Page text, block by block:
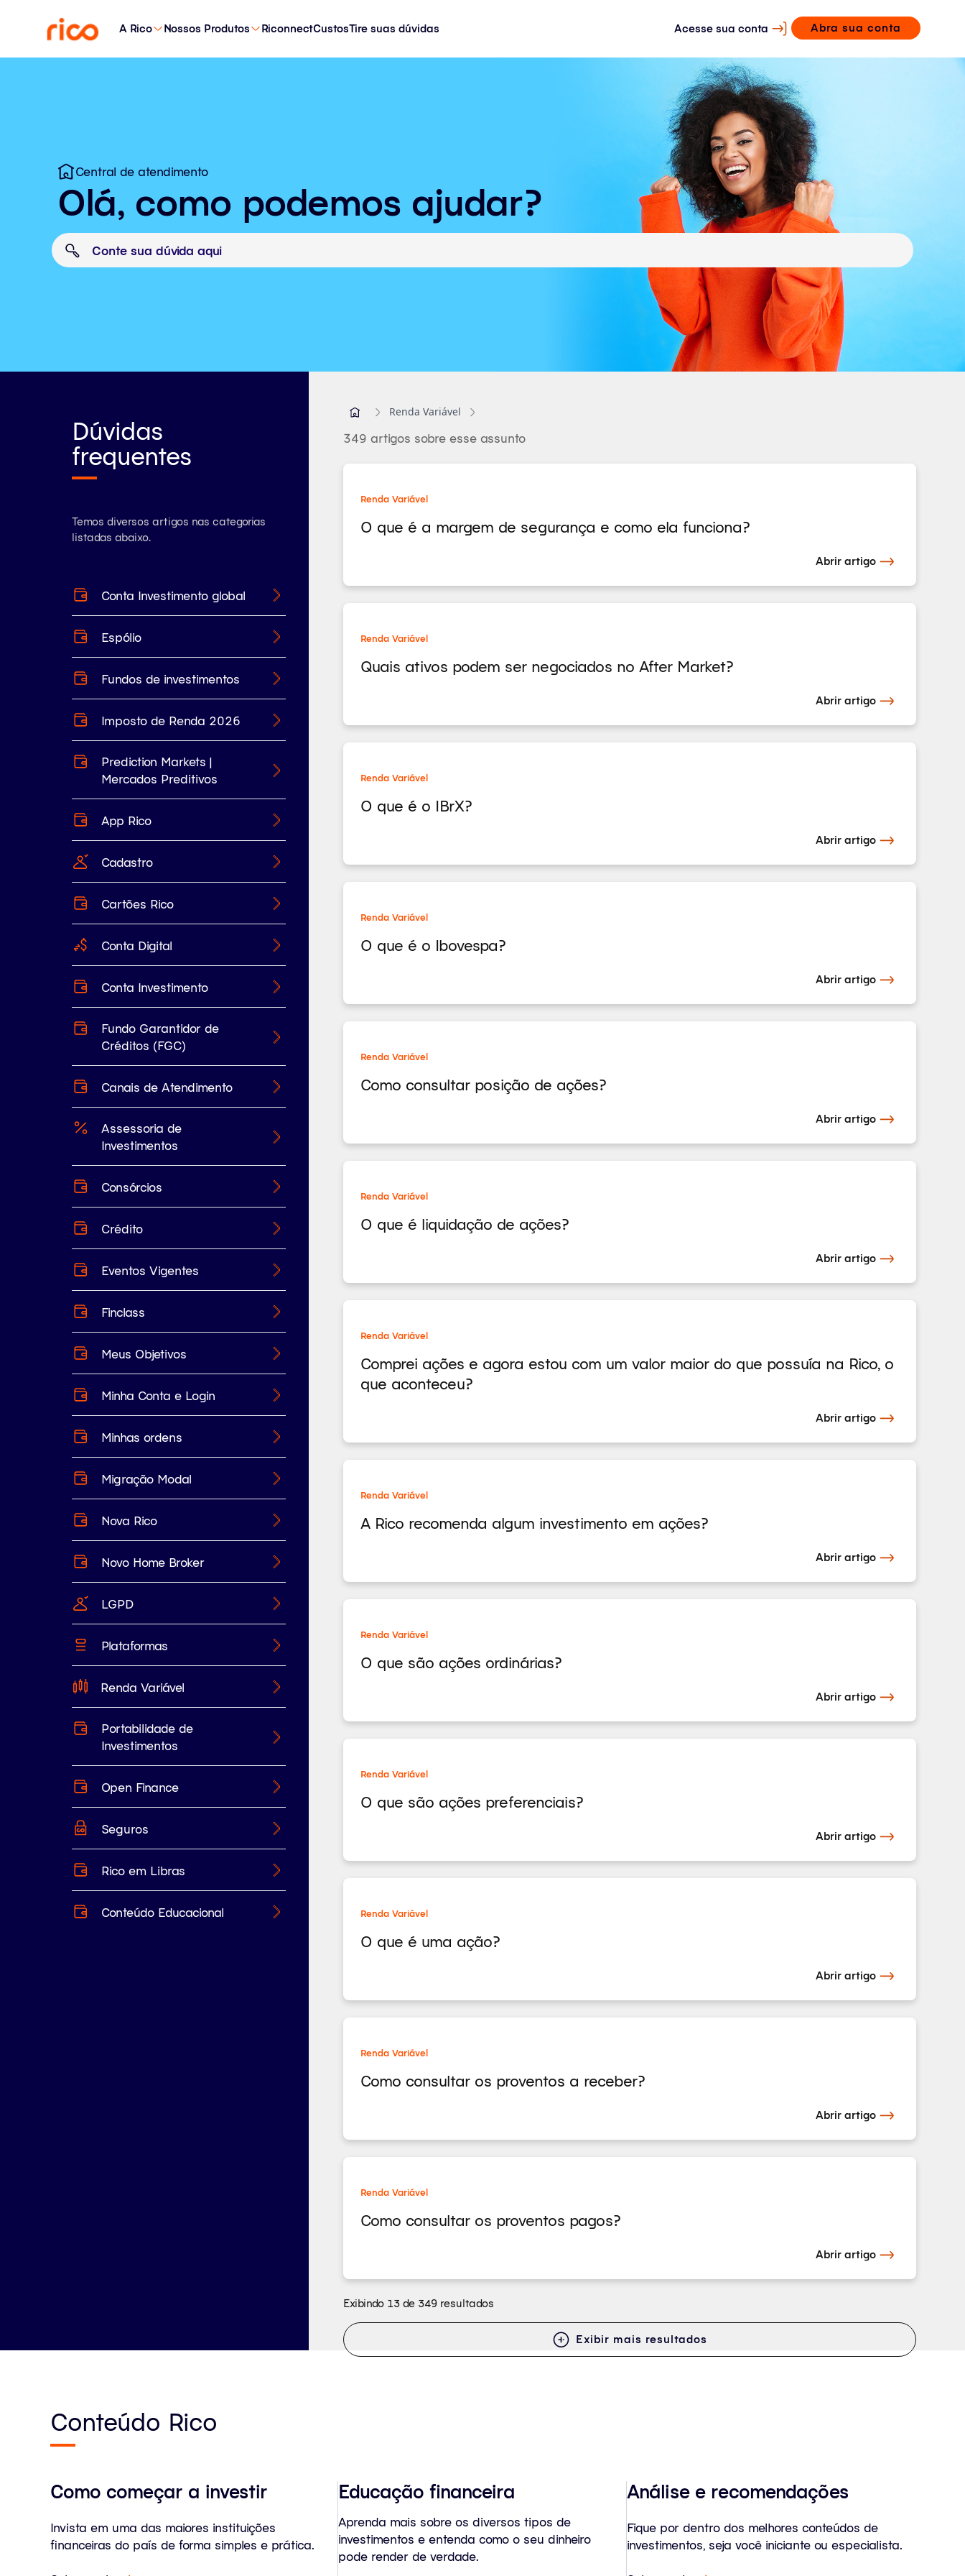
A Rico Nossos Produtos RiconnectCustosTire suas dúvidas Acesse sua conta Abra sua conta
Central de atendimento
Olá, como podemos ajudar?
Dúvidas
frequentes
Temos diversos artigos nas categorias
listadas abaixo.
Renda Variável
349 artigos sobre esse assunto
Renda Variável
O que é a margem de segurança e como ela funciona?
Abrir artigo
Renda Variável
Quais ativos podem ser negociados no After Market?
Abrir artigo
Renda Variável
O que é o IBrX?
Abrir artigo
Renda Variável
O que é o Ibovespa?
Abrir artigo
Renda Variável
Como consultar posição de ações?
Abrir artigo
Renda Variável
O que é liquidação de ações?
Abrir artigo
Renda Variável
Comprei ações e agora estou com um valor maior do que possuía na Rico, o
que aconteceu?
Abrir artigo
Renda Variável
A Rico recomenda algum investimento em ações?
Abrir artigo
Renda Variável
O que são ações ordinárias?
Abrir artigo
Renda Variável
O que são ações preferenciais?
Abrir artigo
Renda Variável
O que é uma ação?
Abrir artigo
Renda Variável
Como consultar os proventos a receber?
Abrir artigo
Renda Variável
Como consultar os proventos pagos?
Abrir artigo
Exibindo 13 de 349 resultados
Exibir mais resultados
Conteúdo Rico
Como começar a investir
Invista em uma das maiores instituições
financeiras do país de forma simples e prática.
Educação financeira
Aprenda mais sobre os diversos tipos de
investimentos e entenda como o seu dinheiro
pode render de verdade.
Análise e recomendações
Fique por dentro dos melhores conteúdos de
investimentos, seja você iniciante ou especialista.